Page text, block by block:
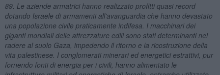
89. Le aziende armatrici hanno realizzato profitti quasi record
dotando Israele di armamenti all'avanguardia che hanno devastato
una popolazione civile praticamente indifesa. I macchinari dei
giganti mondiali delle attrezzature edili sono stati determinanti nel
radere al suolo Gaza, impedendo il ritorno e la ricostruzione della
vita palestinese. I conglomerati minerari ed energetici estrattivi, pur
fornendo fonti di energia per i civili, hanno alimentato le